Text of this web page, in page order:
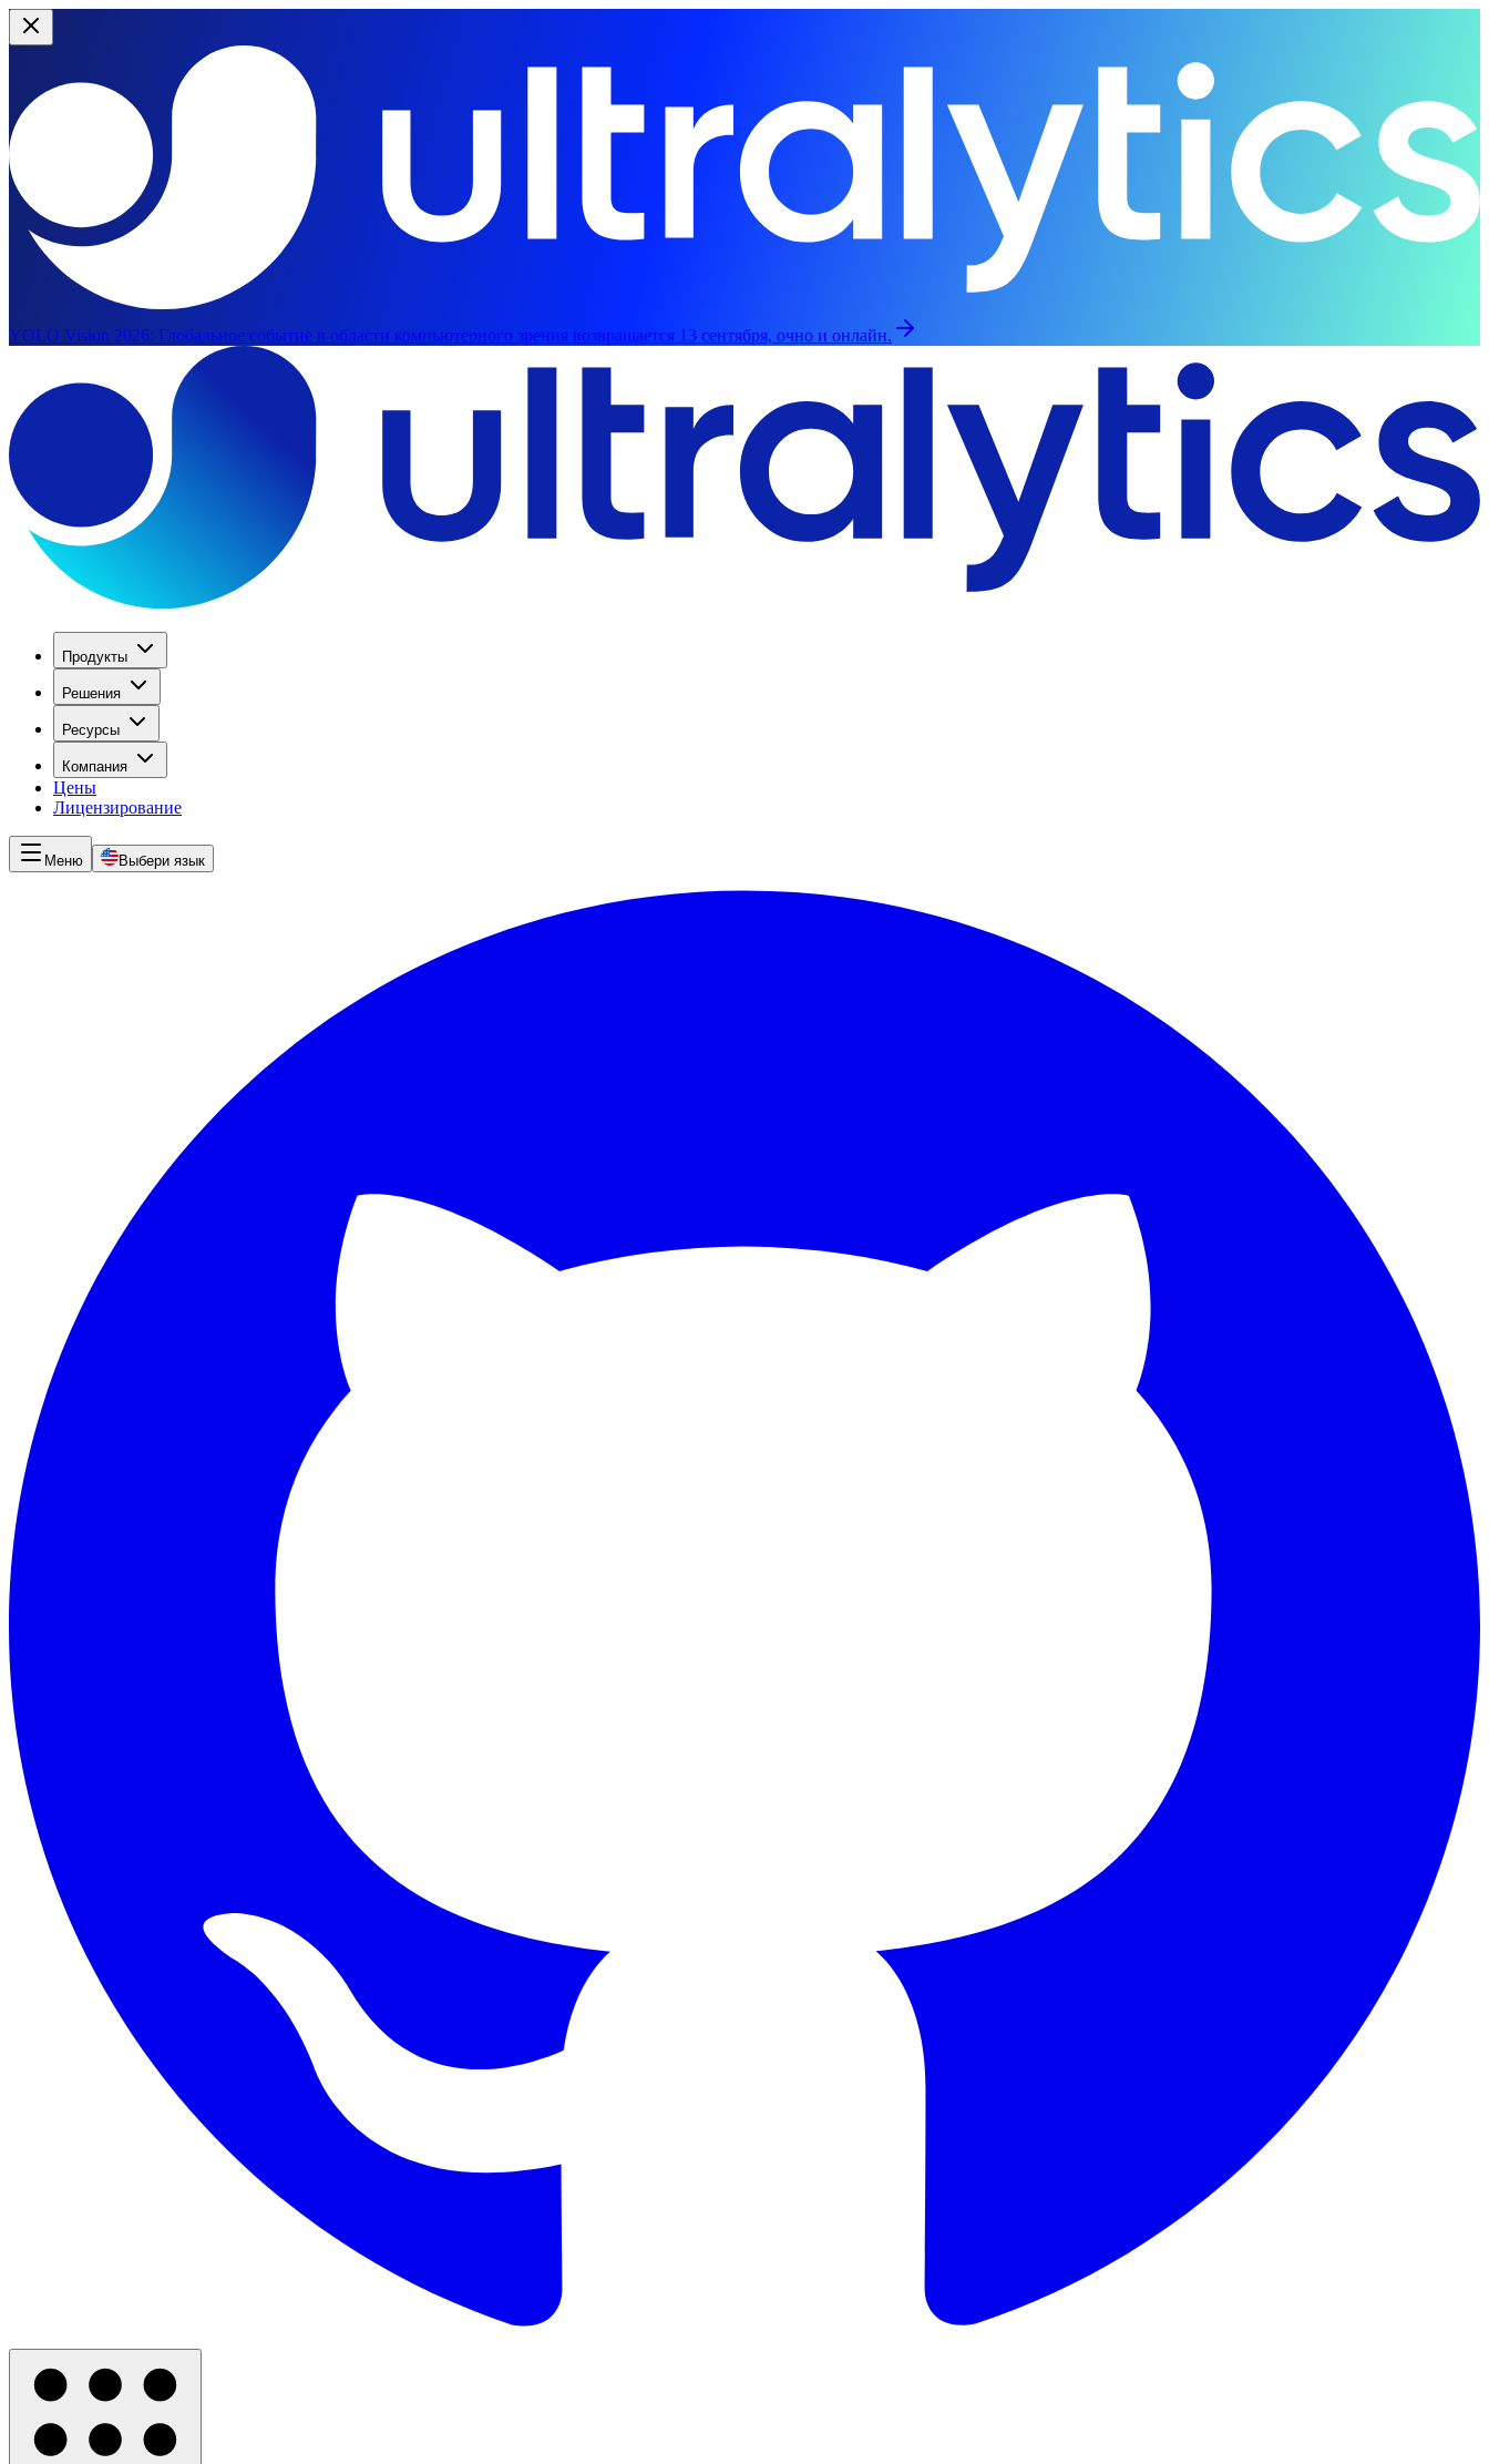
YOLO Vision 2026: Глобальное событие в области компьютерного зрения возвращается 13 сентября, очно и онлайн.
Продукты
Решения
Ресурсы
Компания
Цены
Лицензирование
Меню Выбери язык